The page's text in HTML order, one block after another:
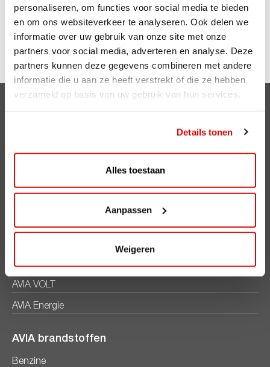
personaliseren, om functies voor social media te bieden
en om ons websiteverkeer te analyseren. Ook delen we
informatie over uw gebruik van onze site met onze
partners voor social media, adverteren en analyse. Deze
partners kunnen deze gegevens combineren met andere
informatie die u aan ze heeft verstrekt of die ze hebben
verzameld op basis van uw gebruik van hun services.
Details tonen
Alles toestaan
Aanpassen
Weigeren
waard. En op je verjaardag kun je rekenen op leuke
extra’s!
Meer weten over ViaAVIA? Kijk opViaavia.nl
Clubsparen
ViaAVIA
AVIA Card
AVIA VOLT
AVIA Energie
AVIA brandstoffen
Benzine